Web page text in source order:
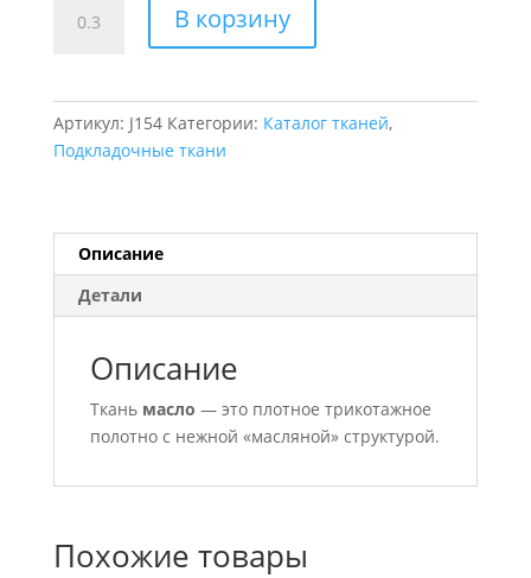
товара
В корзину
Артикул: J154 Категории: Каталог тканей,
Подкладочные ткани
Описание
Детали
Описание
Ткань масло — это плотное трикотажное
полотно с нежной «масляной» структурой.
Похожие товары